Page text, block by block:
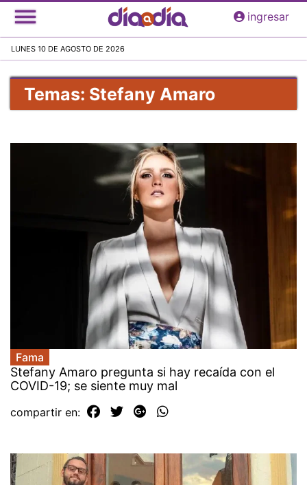
Pasar
al
principal
ingresar
LUNES 10 DE AGOSTO DE 2026
Temas: Stefany Amaro
Fama
Stefany Amaro pregunta si hay recaída con el
COVID-19; se siente muy mal
compartir en: